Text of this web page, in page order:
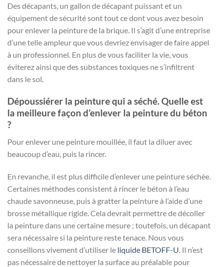
Des décapants, un gallon de décapant puissant et un
équipement de sécurité sont tout ce dont vous avez besoin
pour enlever la peinture de la brique. Il s’agit d’une entreprise
d’une telle ampleur que vous devriez envisager de faire appel
à un professionnel. En plus de vous faciliter la vie, vous
éviterez ainsi que des substances toxiques ne s’infiltrent
dans le sol.
Dépoussiérer la peinture qui a séché. Quelle est
la meilleure façon d’enlever la peinture du béton
?
Pour enlever une peinture mouillée, il faut la diluer avec
beaucoup d’eau, puis la rincer.
En revanche, il est plus difficile d’enlever une peinture séchée.
Certaines méthodes consistent à rincer le béton à l’eau
chaude savonneuse, puis à gratter la peinture à l’aide d’une
brosse métallique rigide. Cela devrait permettre de décoller
la peinture dans une certaine mesure ; toutefois, un décapant
sera nécessaire si la peinture reste tenace. Nous vous
conseillons vivement d’utiliser le liquide BETOFF-U . Il n’est
pas nécessaire de nettoyer la surface au préalable pour